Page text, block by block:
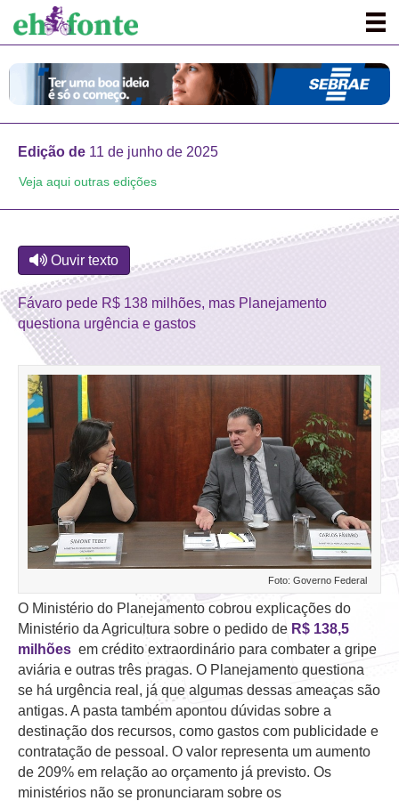
Edição de 11 de junho de 2025
Veja aqui outras edições
Ouvir texto
Fávaro pede R$ 138 milhões, mas Planejamento
questiona urgência e gastos
Foto: Governo Federal
O Ministério do Planejamento cobrou explicações do
Ministério da Agricultura sobre o pedido de R$ 138,5
milhões em crédito extraordinário para combater a gripe
aviária e outras três pragas. O Planejamento questiona
se há urgência real, já que algumas dessas ameaças são
antigas. A pasta também apontou dúvidas sobre a
destinação dos recursos, como gastos com publicidade e
contratação de pessoal. O valor representa um aumento
de 209% em relação ao orçamento já previsto. Os
ministérios não se pronunciaram sobre os